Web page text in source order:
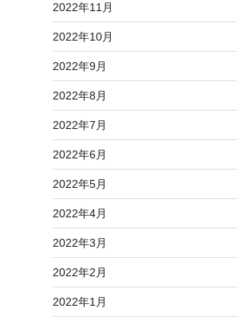
2022年11月
2022年10月
2022年9月
2022年8月
2022年7月
2022年6月
2022年5月
2022年4月
2022年3月
2022年2月
2022年1月